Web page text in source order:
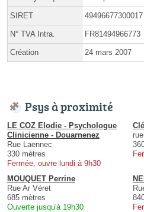
SIRET 49496677300017
N° TVA Intra. FR81494966773
Création 24 mars 2007
Psys à proximité
LE COZ Elodie - Psychologue
Clinicienne - Douarnenez
Rue Laennec
330 mètres
Fermée, ouvre lundi à 9h30
MOUQUET Perrine
Rue Ar Véret
685 mètres
Ouverte jusqu'à 19h30